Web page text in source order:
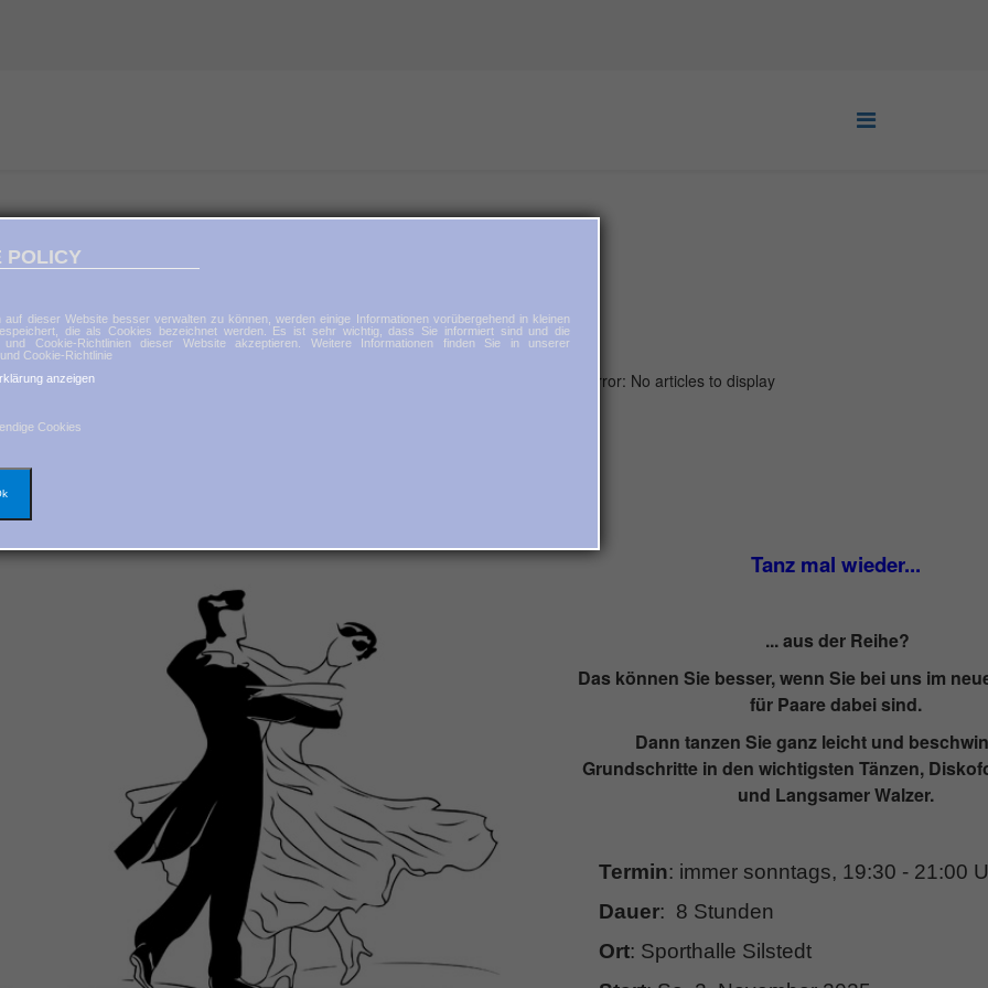
Tanz mal wieder...
... aus der Reihe?
Das können Sie besser, wenn Sie bei uns im
für Paare dabei sind.
Dann tanzen Sie ganz leicht und
Grundschritte in den wichtigsten Tänzen,
und Langsamer Walzer.
Termin: immer sonntags, 19:30 - 21:00
Dauer: 8 Stunden
Ort: Sporthalle Silstedt
Error: No articles to display
POLICY
auf dieser Website besser verwalten zu können, werden einige Informationen vorübergehend in kleinen
die als Cookies bezeichnet werden. Es ist sehr wichtig, dass Sie informiert sind und die
und Cookie-Richtlinien dieser Website akzeptieren. Weitere Informationen finden Sie in unserer
Cookie-Richtlinie
anzeigen
Cookies